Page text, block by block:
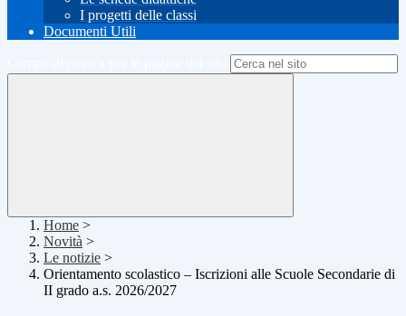
I progetti delle classi
Documenti Utili
Home >
Novità >
Le notizie >
Orientamento scolastico – Iscrizioni alle Scuole Secondarie di
II grado a.s. 2026/2027